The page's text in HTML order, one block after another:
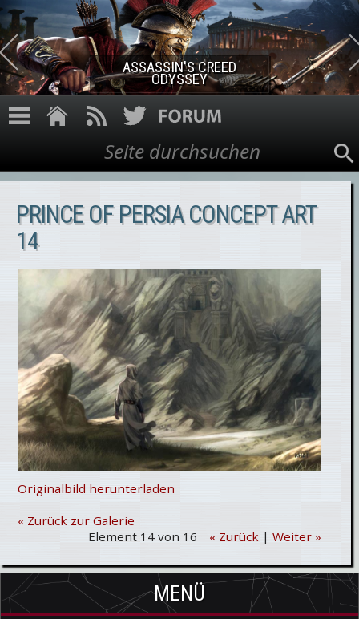
Direkt zum Inhalt
ASSASSIN'S CREED ROGUE
REMASTERED
Suchformular
Suche
PRINCE OF PERSIA CONCEPT ART
14
Originalbild herunterladen
« Zurück zur Galerie
Element 14 von 16
« Zurück | Weiter »
MENÜ